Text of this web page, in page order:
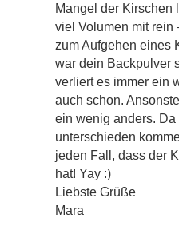
Mangel der Kirschen
viel Volumen mit rein
zum Aufgehen eines
war dein Backpulver
verliert es immer ein
auch schon.
ein wenig anders.
unterschieden
jeden Fall, dass der
hat! Yay :)
Liebste Grüße
Mara